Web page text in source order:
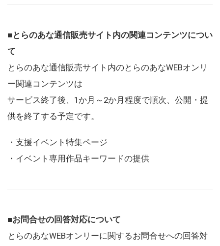
■とらのあな通信販売サイト内の関連コンテンツについ
て
とらのあな通信販売サイト内のとらのあなWEBオンリ
ー関連コンテンツは
サービス終了後、1か月～2か月程度で順次、公開・提
供を終了する予定です。
・支援イベント特集ページ
・イベント専用作品キーワードの提供
■お問合せの回答対応について
とらのあなWEBオンリーに関するお問合せへの回答対